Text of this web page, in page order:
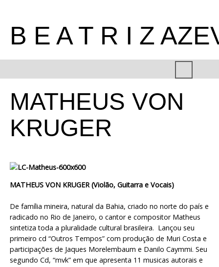
B E A T R I Z
MATHEUS VON
KRUGER
MATHEUS VON KRUGER (Violão, Guitarra e Vocais)
De família mineira, natural da Bahia, criado no norte do país e
radicado no Rio de Janeiro, o cantor e compositor Matheus
sintetiza toda a pluralidade cultural brasileira. Lançou seu
primeiro cd “Outros Tempos” com produção de Muri Costa e
participações de Jaques Morelembaum e Danilo Caymmi. Seu
segundo Cd, “mvk” em que apresenta 11 musicas autorais e